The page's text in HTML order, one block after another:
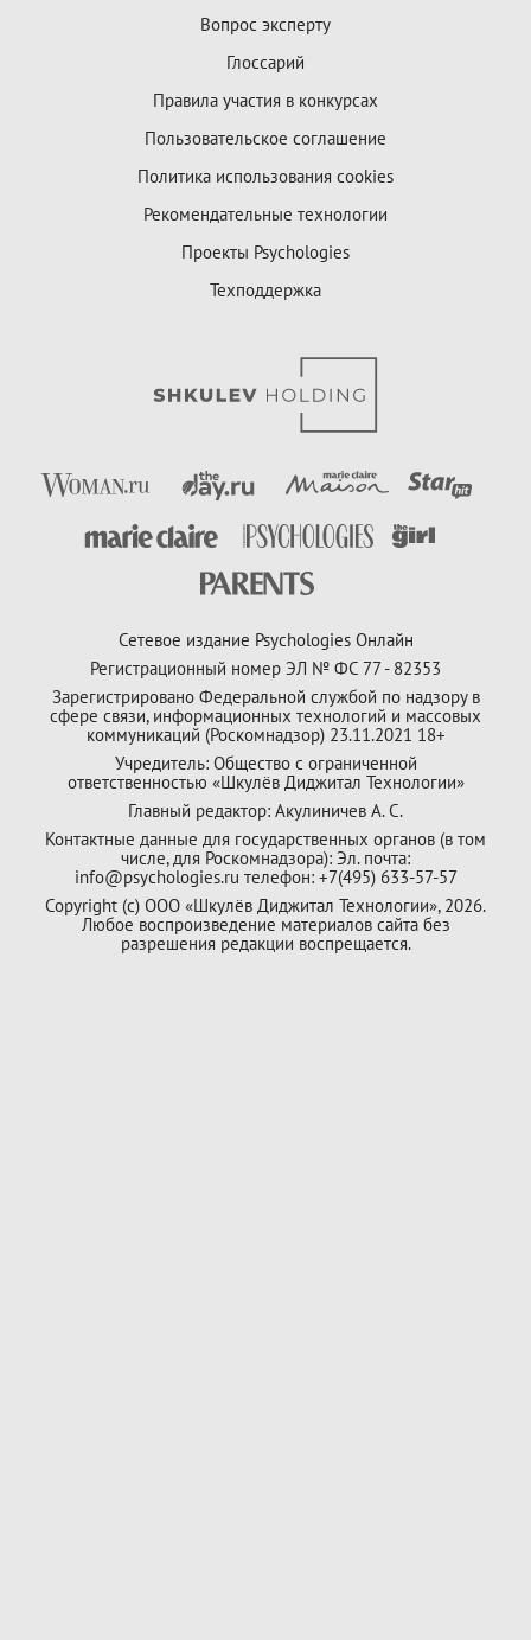
Вопрос эксперту
Глоссарий
Правила участия в конкурсах
Пользовательское соглашение
Политика использования cookies
Рекомендательные технологии
Проекты Psychologies
Техподдержка
Сетевое издание Psychologies Онлайн
Регистрационный номер ЭЛ № ФС 77 - 82353
Зарегистрировано Федеральной службой по надзору в
сфере связи, информационных технологий и массовых
коммуникаций (Роскомнадзор) 23.11.2021 18+
Учредитель: Общество с ограниченной
ответственностью «Шкулёв Диджитал Технологии»
Главный редактор: Акулиничев А. С.
Контактные данные для государственных органов (в том
числе, для Роскомнадзора): Эл. почта:
info@psychologies.ru телефон: +7(495) 633-57-57
Copyright (с) ООО «Шкулёв Диджитал Технологии», 2026.
Любое воспроизведение материалов сайта без
разрешения редакции воспрещается.